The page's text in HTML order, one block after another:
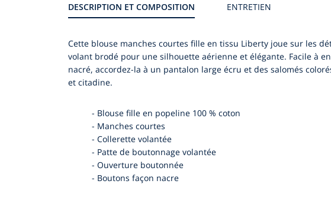
DESCRIPTION ET COMPOSITION ENTRETIEN
Cette blouse manches courtes fille en tissu Liberty joue sur les
volant brodé pour une silhouette aérienne et élégante. Facile à
nacré, accordez-la à un pantalon large écru et des salomés
et citadine.
- Blouse fille en popeline 100 % coton
- Manches courtes
- Collerette volantée
- Patte de boutonnage volantée
- Ouverture boutonnée
- Boutons façon nacre